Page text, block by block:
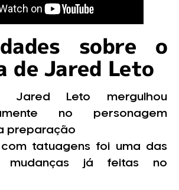
sobre o
de Jared Leto
Leto mergulhou
no personagem
preparação
com tatuagens foi uma das
mudanças já feitas no